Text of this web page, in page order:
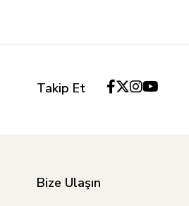
Takip Et
Bize Ulaşın